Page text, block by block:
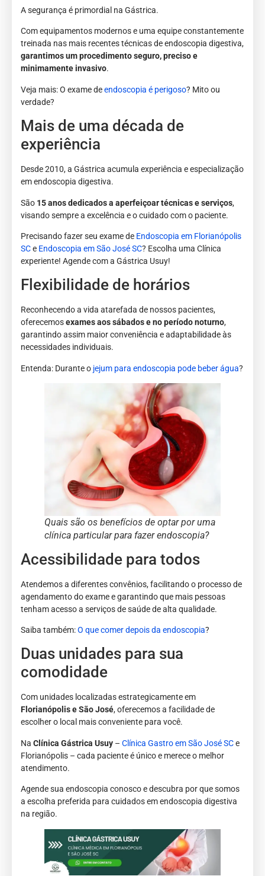
A segurança é primordial na Gástrica.
Com equipamentos modernos e uma equipe constantemente
treinada nas mais recentes técnicas de endoscopia digestiva,
garantimos um procedimento seguro, preciso e
minimamente invasivo.
Veja mais: O exame deendoscopia é perigoso? Mito ou
verdade?
Mais de uma década de
experiência
Desde 2010, a Gástrica acumula experiência e especialização
em endoscopia digestiva.
São 15 anos dedicados a aperfeiçoar técnicas e serviços,
visando sempre a excelência e o cuidado com o paciente.
Precisando fazer seu exame de Endoscopia em Florianópolis
SCe Endoscopia em São José SC? Escolha uma Clínica
experiente! Agende com a Gástrica Usuy!
Flexibilidade de horários
Reconhecendo a vida atarefada de nossos pacientes,
oferecemosexames aos sábados e no período noturno,
garantindo assim maior conveniência e adaptabilidade às
necessidades individuais.
Entenda: Durante o jejum para endoscopia pode beber água?
Quais são os benefícios de optar por uma
clínica particular para fazer endoscopia?
Acessibilidade para todos
Atendemos a diferentes convênios, facilitando o processo de
agendamento do exame e garantindo que mais pessoas
tenham acesso a serviços de saúde de alta qualidade.
Saiba também:O que comer depois da endoscopia?
Duas unidades para sua
comodidade
Com unidades localizadas estrategicamente em
Florianópolis e São José, oferecemos a facilidade de
escolher o local mais conveniente para você.
Na Clínica Gástrica Usuy – Clínica Gastro em São José SCe
Florianópolis – cada paciente é único e merece o melhor
atendimento.
Agende sua endoscopia conosco e descubra por que somos
a escolha preferida para cuidados em endoscopia digestiva
na região.